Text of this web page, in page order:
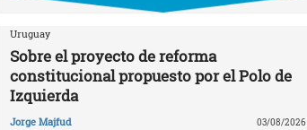
Uruguay
Sobre el proyecto de reforma
constitucional propuesto por el Polo de
Izquierda
Jorge Majfud 03/08/2026